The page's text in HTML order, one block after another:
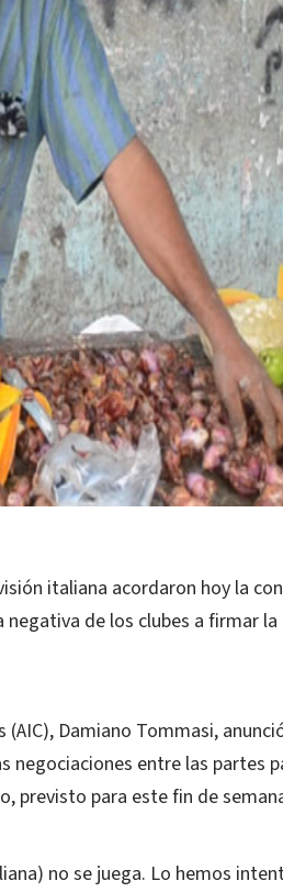
italiana acordaron hoy la
de los clubes a firmar la
Damiano Tommasi,
negociaciones entre las partes
previsto para este fin de
no se juega. Lo hemos